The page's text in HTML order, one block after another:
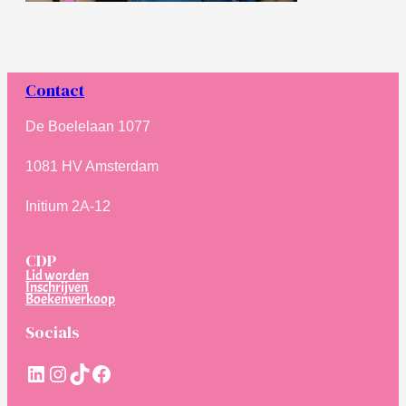
Contact
De Boelelaan 1077
1081 HV Amsterdam
Initium 2A-12
CDP
Lid worden
Inschrijven
Boekenverkoop
Socials
LinkedIn
Instagram
TikTokFacebook